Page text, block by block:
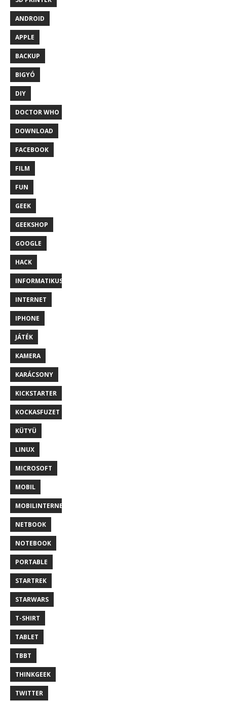
ANDROID
APPLE
BACKUP
BIGYÓ
DIY
DOCTOR WHO
DOWNLOAD
FACEBOOK
FILM
FUN
GEEK
GEEKSHOP
GOOGLE
HACK
INFORMATIKUS
INTERNET
IPHONE
JÁTÉK
KAMERA
KARÁCSONY
KICKSTARTER
KOCKASFUZET
KÜTYÜ
LINUX
MICROSOFT
MOBIL
MOBILINTERNET
NETBOOK
NOTEBOOK
PORTABLE
STARTREK
STARWARS
T-SHIRT
TABLET
TBBT
THINKGEEK
TWITTER